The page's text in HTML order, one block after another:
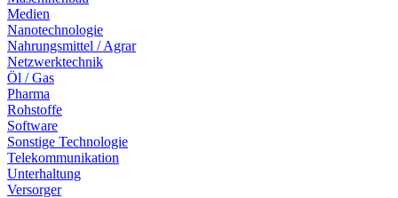
Medien
Nanotechnologie
Nahrungsmittel / Agrar
Netzwerktechnik
Öl / Gas
Pharma
Rohstoffe
Software
Sonstige Technologie
Telekommunikation
Unterhaltung
Versorger